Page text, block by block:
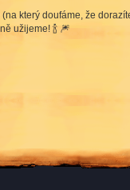
který doufáme, že
užijeme! 🍾 🎆